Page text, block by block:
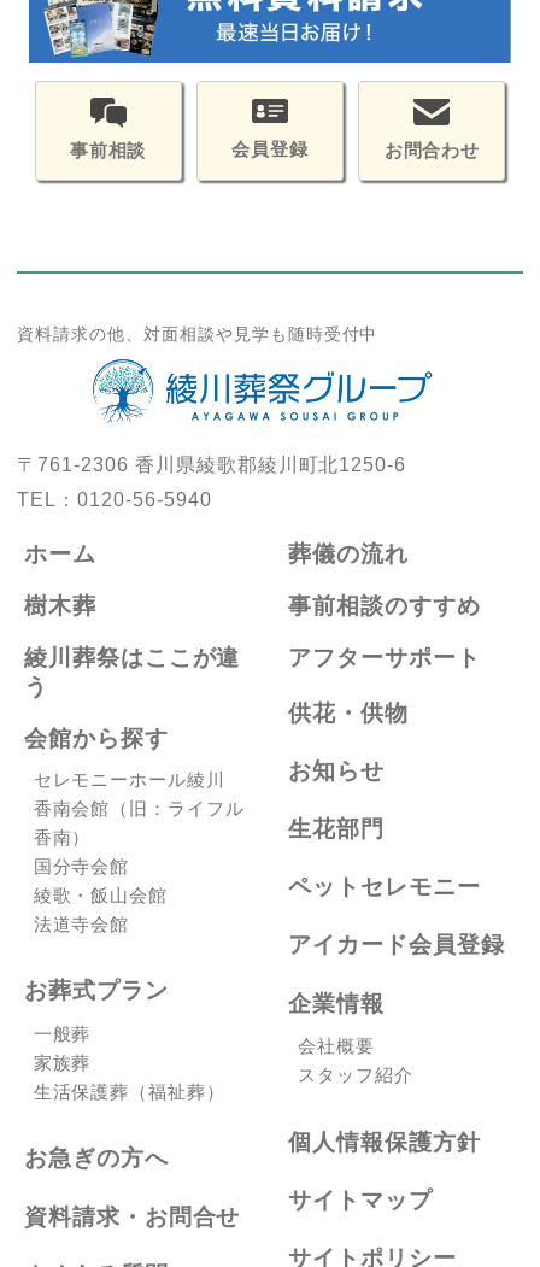
事前相談 会員登録 お問合わせ
資料請求の他、対面相談や見学も随時受付中
〒761-2306 香川県綾歌郡綾川町北1250-6
TEL：0120-56-5940
ホーム
樹木葬
綾川葬祭はここが違
う
会館から探す
セレモニーホール綾川
香南会館（旧：ライフル
香南）
国分寺会館
綾歌・飯山会館
法道寺会館
お葬式プラン
一般葬
家族葬
生活保護葬（福祉葬）
お急ぎの方へ
資料請求・お問合せ
葬儀の流れ
事前相談のすすめ
アフターサポート
供花・供物
お知らせ
生花部門
ペットセレモニー
アイカード会員登録
企業情報
会社概要
スタッフ紹介
個人情報保護方針
サイトマップ
サイトポリシー